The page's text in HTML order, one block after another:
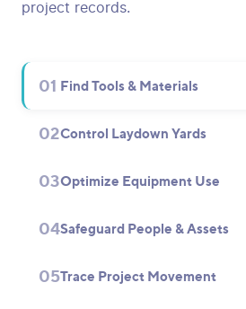
project records.
01 Find Tools & Materials
02Control Laydown Yards
03Optimize Equipment Use
04Safeguard People & Assets
05Trace Project Movement